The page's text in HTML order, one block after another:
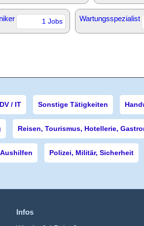
1 Jobs Wartungsspezialist
/ IT Sonstige Tätigkeiten
Reisen, Tourismus, Hotellerie,
Polizei, Militär, Sicherheit
Infos